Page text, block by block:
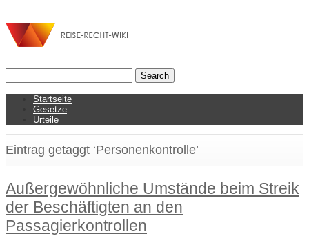
Startseite
Gesetze
Urteile
Eintrag getaggt ‘Personenkontrolle’
Außergewöhnliche Umstände beim Streik
der Beschäftigten an den
Passagierkontrollen